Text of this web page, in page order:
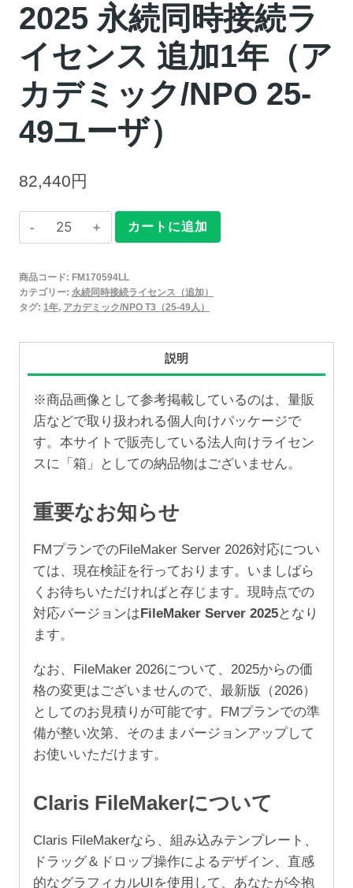
2025 永続同時接続ラ
イセンス 追加1年（ア
カデミック/NPO 25-
49ユーザ）
82,440円
Claris
FileMaker
永
続
接
続
ラ
イ
セ
ス
追
加
1
年
（ア
カ
ミ
ッ
ク/NPO
25-
49
ー
個
カートに追加
商品コード: FM170594LL
カテゴリー: 永続同時接続ライセンス（追加）
タグ: 1年, アカデミック/NPO T3（25-49人）
説明
※商品画像として参考掲載しているのは、量販
店などで取り扱われる個人向けパッケージで
す。本サイトで販売している法人向けライセン
スに「箱」としての納品物はございません。
重要なお知らせ
FMプランでのFileMaker Server 2026対応につい
ては、現在検証を行っております。いましばら
くお待ちいただければと存じます。現時点での
対応バージョンは FileMaker Server 2025となり
ます。
なお、FileMaker 2026について、2025からの価
格の変更はございませんので、最新版（2026）
としてのお見積りが可能です。FMプランでの準
備が整い次第、そのままバージョンアップして
お使いいただけます。
Claris FileMakerについて
Claris FileMakerなら、組み込みテンプレート、
ドラッグ＆ドロップ操作によるデザイン、直感
的なグラフィカルUIを使用して、あなたが今抱